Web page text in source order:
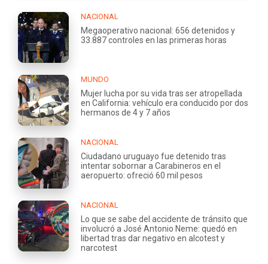
NACIONAL
Megaoperativo nacional: 656 detenidos y
33.887 controles en las primeras horas
MUNDO
Mujer lucha por su vida tras ser atropellada
en California: vehículo era conducido por dos
hermanos de 4 y 7 años
NACIONAL
Ciudadano uruguayo fue detenido tras
intentar sobornar a Carabineros en el
aeropuerto: ofreció 60 mil pesos
NACIONAL
Lo que se sabe del accidente de tránsito que
involucró a José Antonio Neme: quedó en
libertad tras dar negativo en alcotest y
narcotest